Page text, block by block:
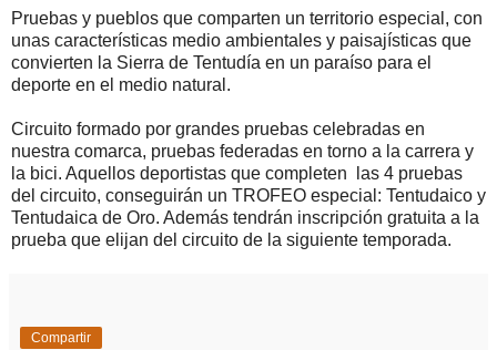
Pruebas y pueblos que comparten un territorio especial, con
unas características medio ambientales y paisajísticas que
convierten la Sierra de Tentudía en un paraíso para el
deporte en el medio natural.
Circuito formado por grandes pruebas celebradas en
nuestra comarca, pruebas federadas en torno a la carrera y
la bici. Aquellos deportistas que completen las 4 pruebas
del circuito, conseguirán un TROFEO especial: Tentudaico y
Tentudaica de Oro. Además tendrán inscripción gratuita a la
prueba que elijan del circuito de la siguiente temporada.
Compartir